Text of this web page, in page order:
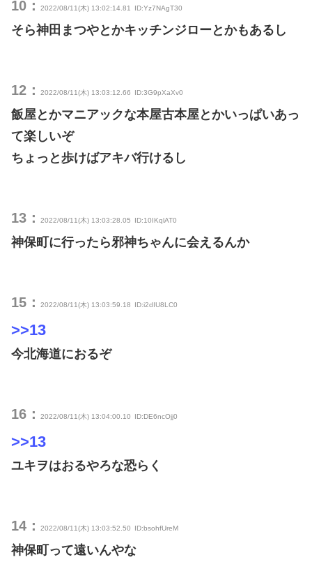
10： 2022/08/11(木) 13:02:14.81 ID:Yz7NAgT30
そら神田まつやとかキッチンジローとかもあるし
12： 2022/08/11(木) 13:03:12.66 ID:3G9pXaXv0
飯屋とかマニアックな本屋古本屋とかいっぱいあっ
て楽しいぞ
ちょっと歩けばアキバ行けるし
13： 2022/08/11(木) 13:03:28.05 ID:10IKqlAT0
神保町に行ったら邪神ちゃんに会えるんか
15： 2022/08/11(木) 13:03:59.18 ID:i2dIU8LC0
>>13
今北海道におるぞ
16： 2022/08/11(木) 13:04:00.10 ID:DE6ncOjj0
>>13
ユキヲはおるやろな恐らく
14： 2022/08/11(木) 13:03:52.50 ID:bsohfUreM
神保町って遠いんやな